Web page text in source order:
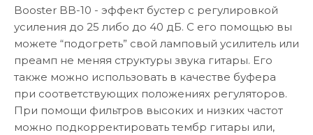
Booster BB-10 - эффект бустер с регулировкой
усиления до 25 либо до 40 дБ. С его помощью вы
можете “подогреть” свой ламповый усилитель или
преамп не меняя структуры звука гитары. Его
также можно использовать в качестве буфера
при соответствующих положениях регуляторов.
При помощи фильтров высоких и низких частот
можно подкорректировать тембр гитары или,